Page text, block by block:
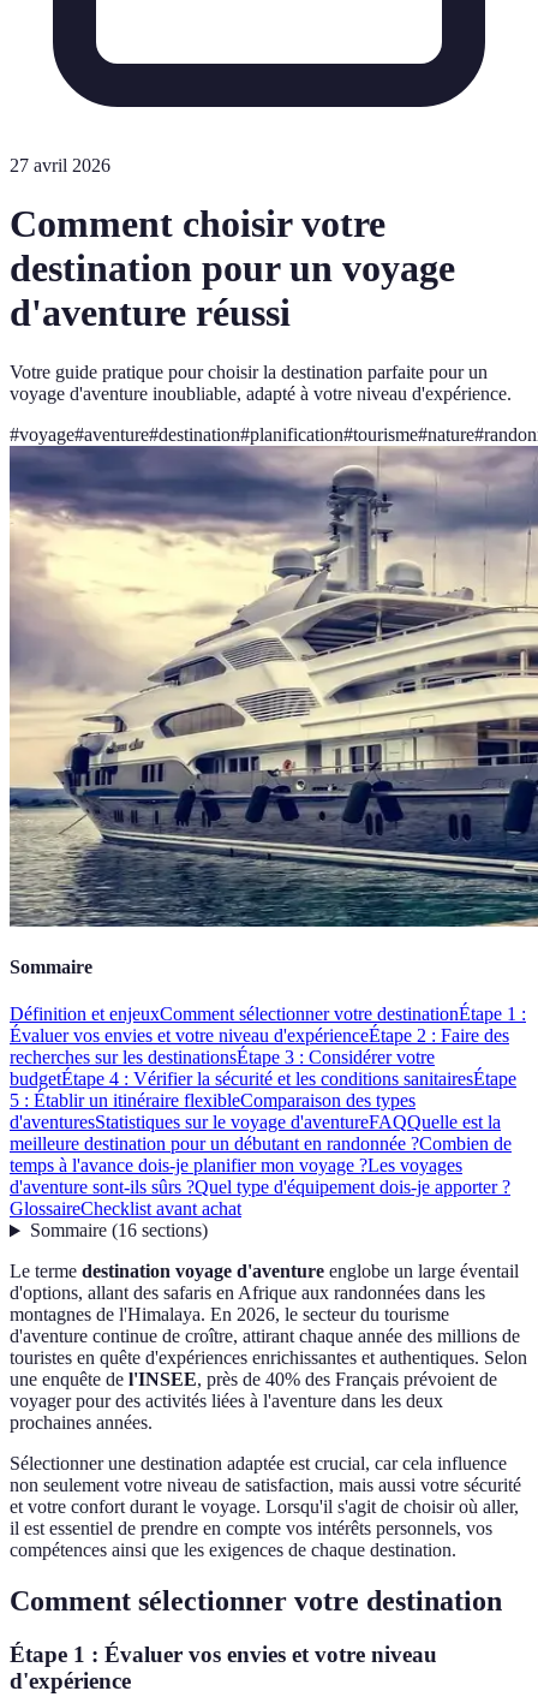
27 avril 2026
Comment choisir votre
destination pour un voyage
d'aventure réussi
Votre guide pratique pour choisir la destination parfaite pour un
voyage d'aventure inoubliable, adapté à votre niveau d'expérience.
#voyage#aventure#destination#planification#tourisme#nature#
Sommaire
Définition et enjeuxComment sélectionner votre destinationÉtape 1 :
Évaluer vos envies et votre niveau d'expérienceÉtape 2 : Faire des
recherches sur les destinationsÉtape 3 : Considérer votre
budgetÉtape 4 : Vérifier la sécurité et les conditions sanitairesÉtape
5 : Établir un itinéraire flexibleComparaison des types
d'aventuresStatistiques sur le voyage d'aventureFAQQuelle est la
meilleure destination pour un débutant en randonnée ?Combien de
temps à l'avance dois-je planifier mon voyage ?Les voyages
d'aventure sont-ils sûrs ?Quel type d'équipement dois-je apporter ?
GlossaireChecklist avant achat
Sommaire(16 sections)
Le terme destination voyage d'aventure englobe un large éventail
d'options, allant des safaris en Afrique aux randonnées dans les
montagnes de l'Himalaya. En 2026, le secteur du tourisme
d'aventure continue de croître, attirant chaque année des millions de
touristes en quête d'expériences enrichissantes et authentiques. Selon
une enquête de l'INSEE, près de 40% des Français prévoient de
voyager pour des activités liées à l'aventure dans les deux
prochaines années.
Sélectionner une destination adaptée est crucial, car cela influence
non seulement votre niveau de satisfaction, mais aussi votre sécurité
et votre confort durant le voyage. Lorsqu'il s'agit de choisir où aller,
il est essentiel de prendre en compte vos intérêts personnels, vos
compétences ainsi que les exigences de chaque destination.
Comment sélectionner votre destination
Étape 1 : Évaluer vos envies et votre niveau
d'expérience